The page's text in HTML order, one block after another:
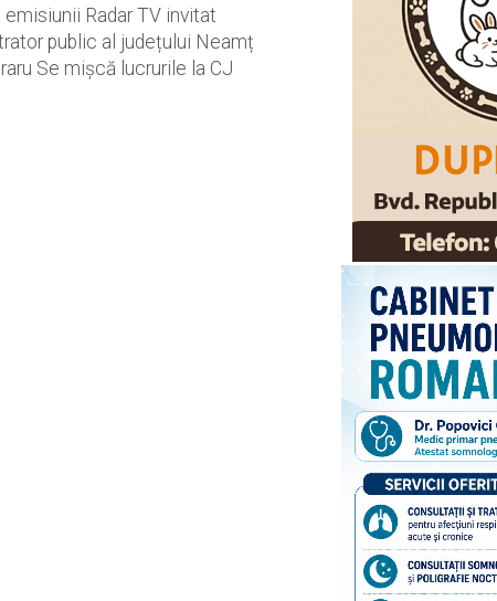
emisiunii Radar TV invitat
public al județului Neamț
Se mișcă lucrurile la CJ